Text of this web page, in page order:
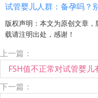
试管婴儿人群：备孕吗？
版权声明：本文为原创文章
载请注明出处，感谢！
上一篇：
FSH值不正常对试管婴儿
下一篇：